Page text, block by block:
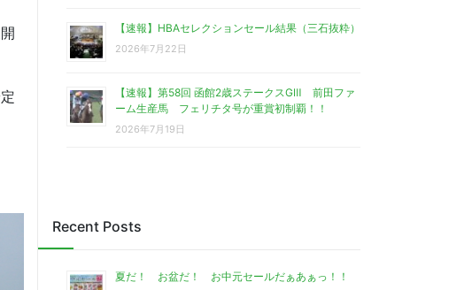
【速報】HBAセレクションセール結果（三石抜粋）
2026年7月22日
【速報】第58回 函館2歳ステークスGⅢ 前田ファ
ーム生産馬 フェリチタ号が重賞初制覇！！
2026年7月19日
Recent Posts
夏だ！ お盆だ！ お中元セールだぁあぁっ！！